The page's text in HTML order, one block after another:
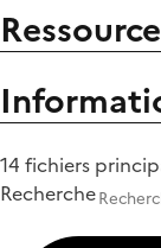
14 fichiers
Recherche